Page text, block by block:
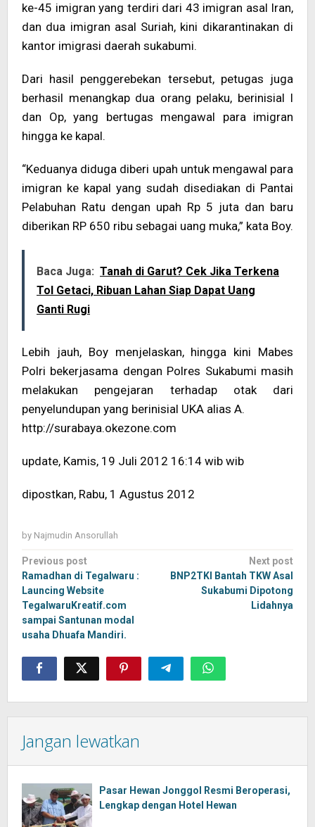
ke-45 imigran yang terdiri dari 43 imigran asal Iran,
dan dua imigran asal Suriah, kini dikarantinakan di
kantor imigrasi daerah sukabumi.
Dari hasil penggerebekan tersebut, petugas juga
berhasil menangkap dua orang pelaku, berinisial I
dan Op, yang bertugas mengawal para imigran
hingga ke kapal.
“Keduanya diduga diberi upah untuk mengawal para
imigran ke kapal yang sudah disediakan di Pantai
Pelabuhan Ratu dengan upah Rp 5 juta dan baru
diberikan RP 650 ribu sebagai uang muka,” kata Boy.
Baca Juga: Tanah di Garut? Cek Jika Terkena
Tol Getaci, Ribuan Lahan Siap Dapat Uang
Ganti Rugi
Lebih jauh, Boy menjelaskan, hingga kini Mabes
Polri bekerjasama dengan Polres Sukabumi masih
melakukan pengejaran terhadap otak dari
penyelundupan yang berinisial UKA alias A.
http://surabaya.okezone.com
update, Kamis, 19 Juli 2012 16:14 wib wib
dipostkan, Rabu, 1 Agustus 2012
by Najmudin Ansorullah
Post
navigation
Previous post
Ramadhan di Tegalwaru :
Launcing Website
TegalwaruKreatif.com
sampai Santunan modal
usaha Dhuafa Mandiri.
Next post
BNP2TKI Bantah TKW Asal
Sukabumi Dipotong
Lidahnya
Jangan lewatkan
Pasar Hewan Jonggol Resmi Beroperasi,
Lengkap dengan Hotel Hewan